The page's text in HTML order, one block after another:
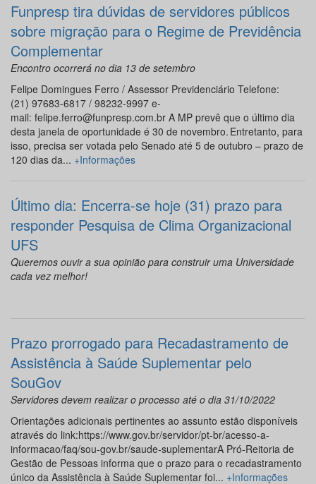
Funpresp tira dúvidas de servidores públicos
sobre migração para o Regime de Previdência
Complementar
Encontro ocorrerá no dia 13 de setembro
Felipe Domingues Ferro / Assessor Previdenciário Telefone:
(21) 97683-6817 / 98232-9997 e-
mail: felipe.ferro@funpresp.com.br A MP prevê que o último dia
desta janela de oportunidade é 30 de novembro. Entretanto, para
isso, precisa ser votada pelo Senado até 5 de outubro – prazo de
120 dias da... +Informações
Último dia: Encerra-se hoje (31) prazo para
responder Pesquisa de Clima Organizacional
UFS
Queremos ouvir a sua opinião para construir uma Universidade
cada vez melhor!
Prazo prorrogado para Recadastramento de
Assistência à Saúde Suplementar pelo
SouGov
Servidores devem realizar o processo até o dia 31/10/2022
Orientações adicionais pertinentes ao assunto estão disponíveis
através do link:https://www.gov.br/servidor/pt-br/acesso-a-
informacao/faq/sou-gov.br/saude-suplementarA Pró-Reitoria de
Gestão de Pessoas informa que o prazo para o recadastramento
único da Assistência à Saúde Suplementar foi... +Informações